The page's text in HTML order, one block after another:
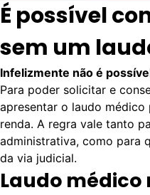
É possível
sem um
Infelizmente não é
Para poder solicitar e
apresentar o laudo
renda. A regra vale tanto
administrativa, como para
da via judicial.
Laudo médico